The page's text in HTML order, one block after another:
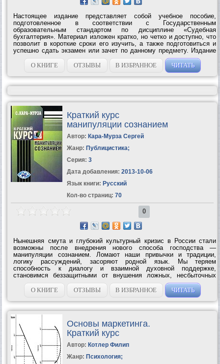
Настоящее издание представляет собой учебное пособие,
подготовленное в соответствии с Государственным
образовательным стандартом по дисциплине «Судебная
бухгалтерия». Материал изложен кратко, но четко и доступно, что
позволит в короткие сроки его изучить, а также подготовиться и
успешно сдать экзамен или зачет по данному предмету. Издание
предназначено для студентов высших образовательных...
О КНИГЕ
ОТЗЫВЫ В ИЗБРАННОЕ ЧИТАТЬ
Краткий курс
манипуляции сознанием
Автор: Кара-Мурза Сергей
Жанр: Публицистика;
Серия: 3
Дата добавления: 2013-10-06
Язык книги: Русский
Кол-во страниц: 70
0
Нынешняя смута и глубокий культурный кризис в России стали
возможны после внедрения нового способа господства —
манипуляции сознанием. Ломают наши привычки и традиции,
логику рассуждений, засоряют родной язык. Мы теряем
способность к диалогу и взаимной духовной поддержке,
становимся беззащитными от внушения ложных, несбыточных
желаний, перестаем видеть реальные угрозы своим жизненным...
О КНИГЕ
ОТЗЫВЫ В ИЗБРАННОЕ ЧИТАТЬ
Основы маркетинга.
Краткий курс
Автор: Котлер Филип
Жанр: Психология;